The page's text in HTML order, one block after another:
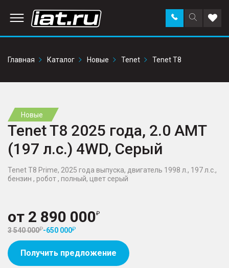
Поиск
по
Заказать
звонок в
Главная
Каталог Новые Tenet Tenet T8
Новые
Tenet T8 2025 года, 2.0 AMT
(197 л.с.) 4WD, Серый
Tenet T8 Prime, 2025 года выпуска, двигатель 1998 л., 197 л.с.,
бензин , робот , полный, цвет серый
от 2 890 000
3 540 000 -650 000
Получить предложение